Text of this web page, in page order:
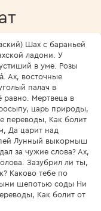
Шах с бараньей
ладони. У
в уме. Розы
Ах, восточные
палач в
равно. Мертвеца в
царь природы,
переводы, Как болит
Да царит над
Лунный выкормыш
за чужие слова? Ах,
Зазубрил ли ты,
Каково тебе по
щепотью соды Ни
Как болит от